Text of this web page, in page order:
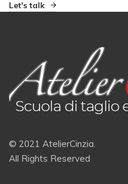
Let's talk
© 2021 AtelierCinzia.
All Rights Reserved